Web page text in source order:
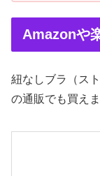
Amazonや
紐なしブラ（ス
の通販でも買えま